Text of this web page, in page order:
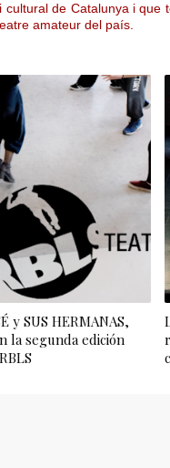
de Catalunya i que
amateur del país.
y SUS HERMANAS,
la segunda edición